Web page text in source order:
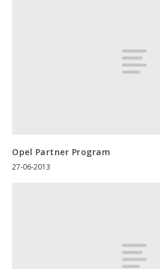
Opel Partner Program
27-06-2013